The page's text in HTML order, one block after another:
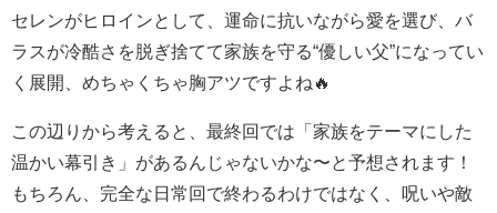
セレンがヒロインとして、運命に抗いながら愛を選び、バ
ラスが冷酷さを脱ぎ捨てて家族を守る“優しい父”になってい
く展開、めちゃくちゃ胸アツですよね🔥
この辺りから考えると、最終回では「家族をテーマにした
温かい幕引き」があるんじゃないかな〜と予想されます！
もちろん、完全な日常回で終わるわけではなく、呪いや敵